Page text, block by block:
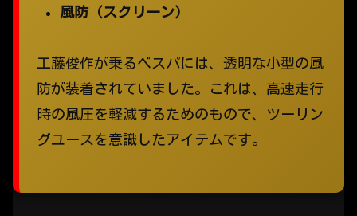
風防（スクリーン）
工藤俊作が乗るベスパには、透明な小型の風
防が装着されていました。これは、高速走行
時の風圧を軽減するためのもので、ツーリン
グユースを意識したアイテムです。